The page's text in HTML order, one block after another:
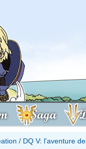
Saga
/ DQ V: l'aventure